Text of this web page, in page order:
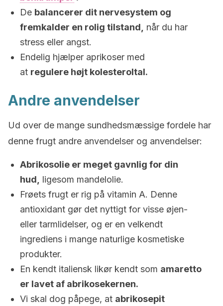
De balancerer dit nervesystem og
fremkalder en rolig tilstand,
når du har
stress eller angst.
Endelig hjælper aprikoser med
at regulere højt kolesteroltal.
Andre anvendelser
Ud over de mange sundhedsmæssige fordele har
denne frugt andre anvendelser og anvendelser:
Abrikosolie er meget gavnlig for din
hud,
ligesom mandelolie.
Frøets frugt er rig på vitamin A. Denne
antioxidant gør det nyttigt for visse øjen-
eller tarmlidelser, og er en velkendt
ingrediens i mange naturlige kosmetiske
produkter.
En kendt italiensk likør kendt som amaretto
er lavet af abrikosekernen.
Vi skal dog påpege, at abrikosepit